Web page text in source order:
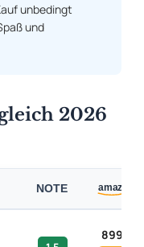
unbedingt
und
2026
NOTE
899,00